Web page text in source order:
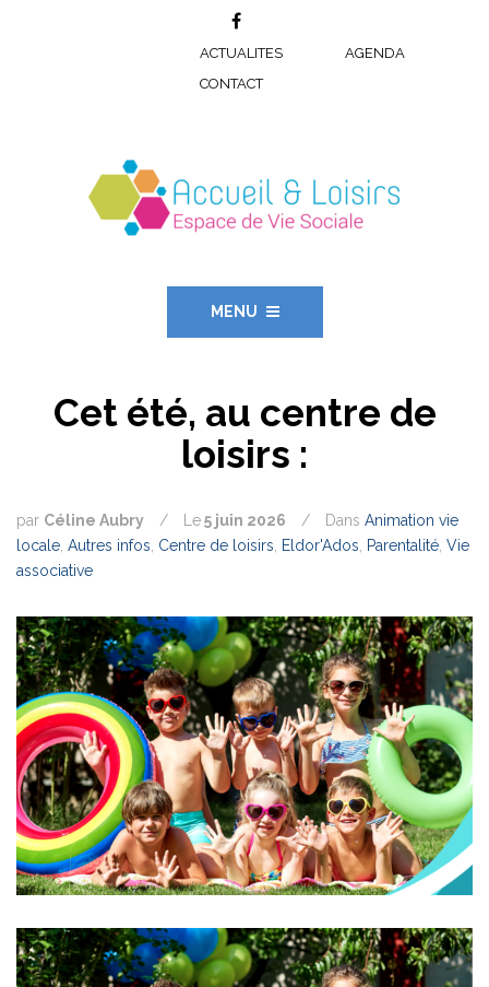
ACTUALITES
AGENDA
CONTACT
MENU
Cet été, au centre de
loisirs :
par Céline Aubry / Le5 juin 2026 / Dans Animation vie
locale Autres infos Centre de loisirs Eldor'Ados Parentalité Vie
associative